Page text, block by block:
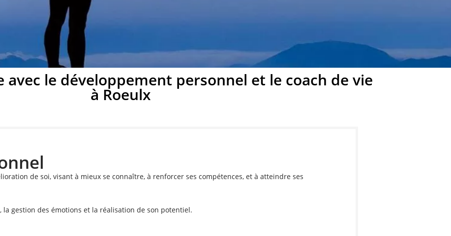
personnel à
Prendre rendez-vous
avec le développement personnel et le coach de vie
à Roeulx
de soi, visant à mieux se connaître, à renforcer ses compétences, et à atteindre ses
gestion des émotions et la réalisation de son potentiel.